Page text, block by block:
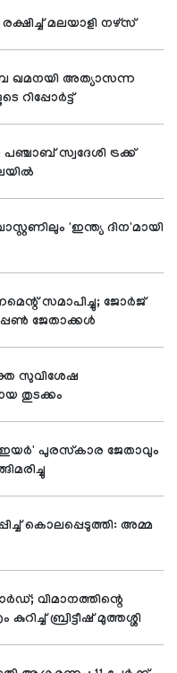
മലയാളി നഴ്‌സ്
ഖമനയി അത്യാസന്ന
റിപ്പോര്‍ട്ട്
സ്വദേശി ട്രക്ക്
'ഇന്ത്യ ദിന'മായി
സമാപിച്ചു; ജോര്‍ജ്
ജേതാക്കള്‍
സുവിശേഷ
തുടക്കം
ഇയര്‍' പുരസ്‌കാര ജേതാവും
കൊലപ്പെടുത്തി: അമ്മ
വിമാനത്തിന്റെ
ബ്രിട്ടീഷ് മുത്തശ്ശി